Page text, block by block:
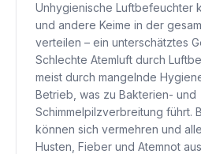
Unhygienische Luftbefeuchter
und andere Keime in der
verteilen – ein unterschätztes
Schlechte Atemluft durch
meist durch mangelnde
Betrieb, was zu Bakterien- und
Schimmelpilzverbreitung führt.
können sich vermehren und
Husten, Fieber und Atemnot